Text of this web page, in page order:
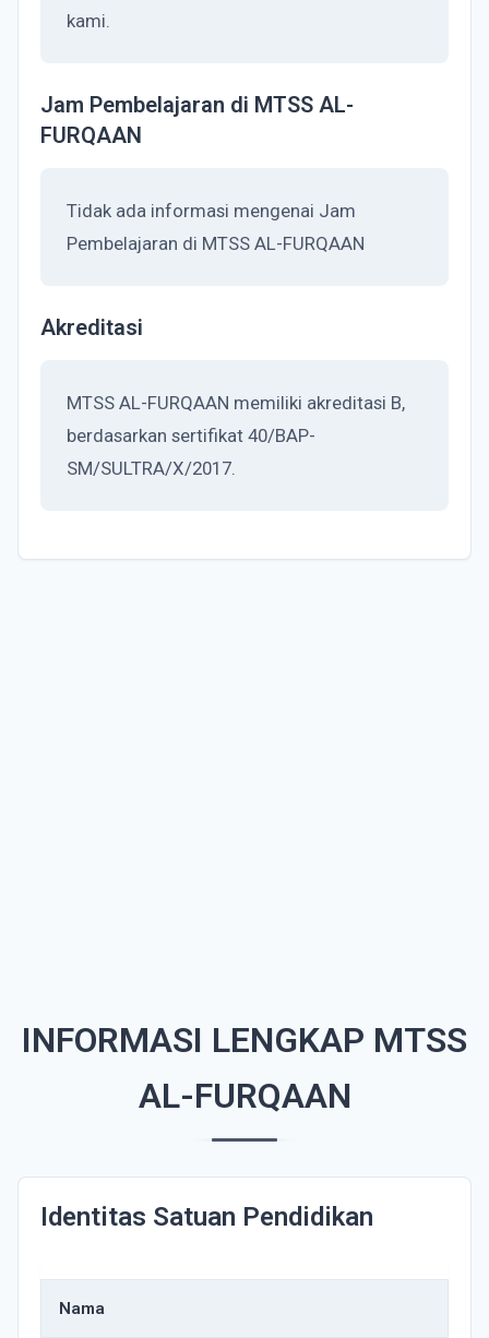
kami.
Jam Pembelajaran di MTSS AL-
FURQAAN
Tidak ada informasi mengenai Jam
Pembelajaran di MTSS AL-FURQAAN
Akreditasi
MTSS AL-FURQAAN memiliki akreditasi B,
berdasarkan sertifikat 40/BAP-
SM/SULTRA/X/2017.
INFORMASI LENGKAP MTSS
AL-FURQAAN
Identitas Satuan Pendidikan
Nama